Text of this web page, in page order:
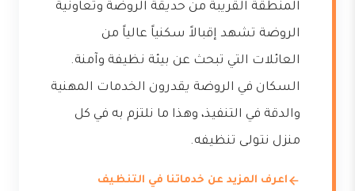
المنطقة القريبة من حديقة الروضة وتعاونية
الروضة تشهد إقبالاً سكنياً عالياً من
العائلات التي تبحث عن بيئة نظيفة وآمنة.
السكان في الروضة يقدرون الخدمات المهنية
والدقة في التنفيذ، وهذا ما نلتزم به في كل
منزل نتولى تنظيفه.
اعرف المزيد عن خدماتنا في التنظيف